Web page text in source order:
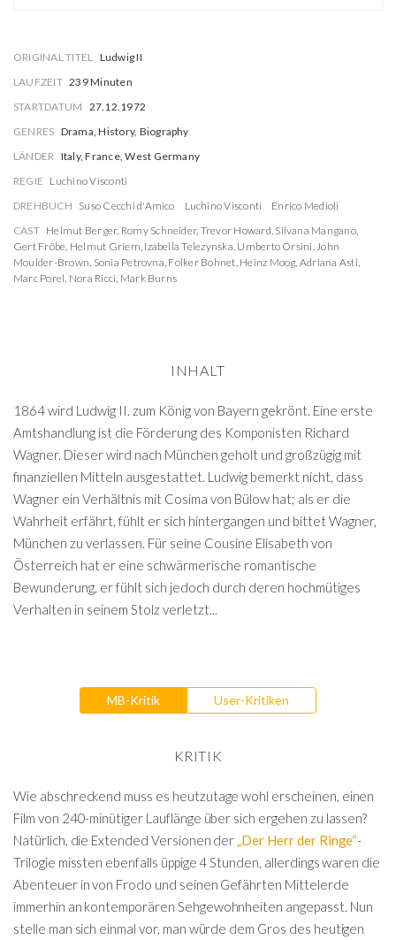
ORIGINAL TITEL Ludwig II
LAUFZEIT 239 Minuten
STARTDATUM 27.12.1972
GENRES Drama, History, Biography
LÄNDER Italy, France, West Germany
REGIE Luchino Visconti
DREHBUCH Suso Cecchi d'Amico Luchino Visconti
Enrico Medioli
CAST Helmut Berger, Romy Schneider, Trevor Howard, Silvana Mangano,
Gert Fröbe, Helmut Griem, Izabella Telezynska, Umberto Orsini,John
Moulder-Brown, Sonia Petrovna, Folker Bohnet, Heinz Moog, Adriana Asti,
Marc Porel, Nora Ricci, Mark Burns
INHALT
1864 wird Ludwig II. zum König von Bayern gekrönt. Eine erste
Amtshandlung ist die Förderung des Komponisten Richard
Wagner. Dieser wird nach München geholt und großzügig mit
finanziellen Mitteln ausgestattet. Ludwig bemerkt nicht, dass
Wagner ein Verhältnis mit Cosima von Bülow hat; als er die
Wahrheit erfährt, fühlt er sich hintergangen und bittet Wagner,
München zu verlassen. Für seine Cousine Elisabeth von
Österreich hat er eine schwärmerische romantische
Bewunderung, er fühlt sich jedoch durch deren hochmütiges
Verhalten in seinem Stolz verletzt...
MB-Kritik User-Kritiken
KRITIK
Wie abschreckend muss es heutzutage wohl erscheinen, einen
Film von 240-minütiger Lauflänge über sich ergehen zu lassen?
Natürlich, die Extended Versionen der „Der Herr der Ringe“-
Trilogie missten ebenfalls üppige 4 Stunden, allerdings waren die
Abenteuer in von Frodo und seinen Gefährten Mittelerde
immerhin an kontemporären Sehgewohnheiten angepasst. Nun
stelle man sich einmal vor, man würde dem Gros des heutigen